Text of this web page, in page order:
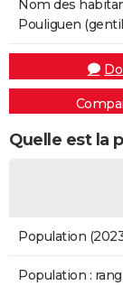
Nom des
Pouliguen
Quelle est la
Population
Population :